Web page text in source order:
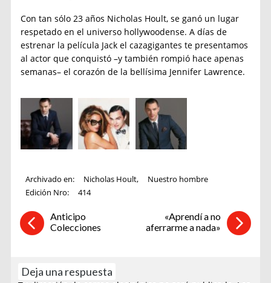
Con tan sólo 23 años Nicholas Hoult, se ganó un lugar
respetado en el universo hollywoodense. A días de
estrenar la película Jack el cazagigantes te presentamos
al actor que conquistó –y también rompió hace apenas
semanas– el corazón de la bellísima Jennifer Lawrence.
Archivado en: Nicholas Hoult,
Nuestro hombre
Edición Nro:
414
Anticipo
Colecciones
«Aprendí a no
aferrarme a nada»
Deja una respuesta